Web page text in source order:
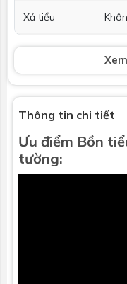
Xả tiểu
Phụ kiện kèm
Phụ
Kích thước 400
Thông tin chi tiết
Ưu điểm Bồn
tường: